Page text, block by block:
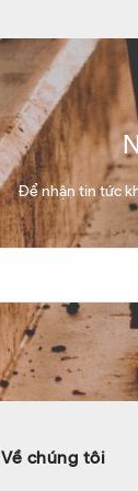
Để nhận tin tức
Về chúng tôi